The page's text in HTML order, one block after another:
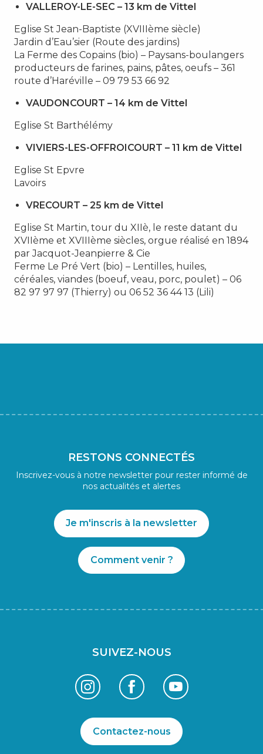
VALLEROY-LE-SEC – 13 km de Vittel
Eglise St Jean-Baptiste (XVIIIème siècle)
Jardin d’Eau’sier (Route des jardins)
La Ferme des Copains (bio) – Paysans-boulangers
producteurs de farines, pains, pâtes, oeufs – 361
route d’Haréville – 09 79 53 66 92
VAUDONCOURT – 14 km de Vittel
Eglise St Barthélémy
VIVIERS-LES-OFFROICOURT – 11 km de Vittel
Eglise St Epvre
Lavoirs
VRECOURT – 25 km de Vittel
Eglise St Martin, tour du XIIè, le reste datant du
XVIIème et XVIIIème siècles, orgue réalisé en 1894
par Jacquot-Jeanpierre & Cie
Ferme Le Pré Vert (bio) – Lentilles, huiles,
céréales, viandes (boeuf, veau, porc, poulet) – 06
82 97 97 97 (Thierry) ou 06 52 36 44 13 (Lili)
RESTONS CONNECTÉS
Inscrivez-vous à notre newsletter pour rester informé de
nos actualités et alertes
Je m'inscris à la newsletter
Comment venir ?
SUIVEZ-NOUS
Contactez-nous